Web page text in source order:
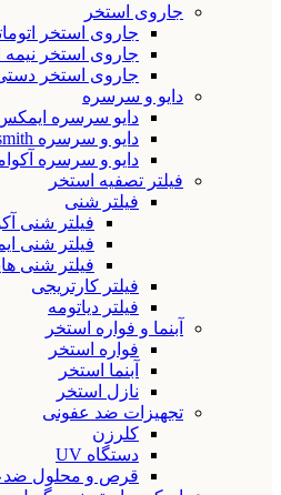
جاروی استخر
جاروی استخر
جاروی استخر نیمه
جاروی استخر
دایو و سرسره
دایو سرسره
دایو و سرسره sr smith
دایو و سرسره
فیلتر تصفیه استخر
فیلتر شنی
فیلتر شنی
فیلتر شنی
فیلتر شنی
فیلتر کارتریجی
فیلتر دیاتومه
آبنما و فواره استخر
فواره استخر
آبنما استخر
نازل استخر
تجهیزات ضد عفونی
کلرزن
دستگاه UV
قرص و محلول